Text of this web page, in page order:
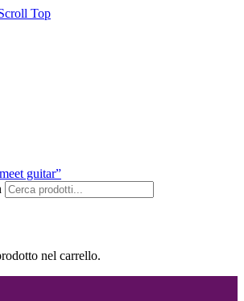
Top
guitar”
nel carrello.